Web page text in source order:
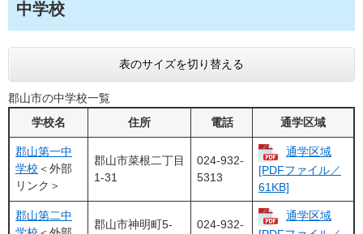
中学校
表のサイズを切り替える
郡山市の中学校一覧
学校名
住所 電話 通学区域
郡山第一中
学校 ＜外部
リンク＞
郡山市菜根二丁目
1-31
024-932-
5313
通学区域
[PDFファイル／
61KB]
郡山第二中
郡山市神明町5-
024-932-
通学区域